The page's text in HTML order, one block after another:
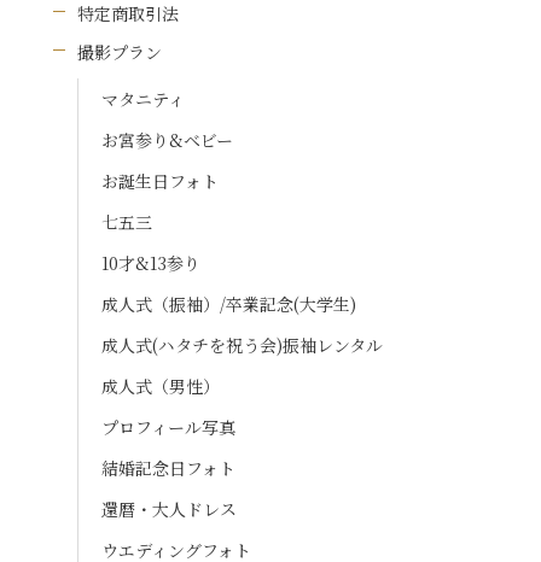
特定商取引法
撮影プラン
マタニティ
お宮参り&ベビー
お誕生日フォト
七五三
10才&13参り
成人式（振袖）/卒業記念(大学生)
成人式(ハタチを祝う会)振袖レンタル
成人式（男性）
プロフィール写真
結婚記念日フォト
還暦・大人ドレス
ウエディングフォト